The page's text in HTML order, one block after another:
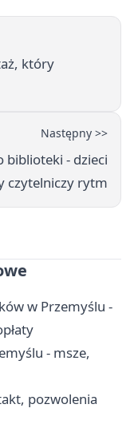
który
Następny >>
biblioteki - dzieci
czytelniczy rytm
w Przemyślu -
- msze,
pozwolenia